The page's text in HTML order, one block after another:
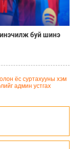
буй шинэ
ёс суртахууны хэм
админ устгах